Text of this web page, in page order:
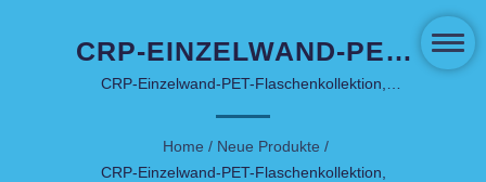
CRP-EINZELWAND-PET-
FLASCHENKOLLEKTION,
EINZIGARTIGES
WEIHNACHTSBAUMDESIGN
CRP-Einzelwand-PET-Flaschenkollektion,
Home / Neue Produkte /
CRP-Einzelwand-PET-Flaschenkollektion,